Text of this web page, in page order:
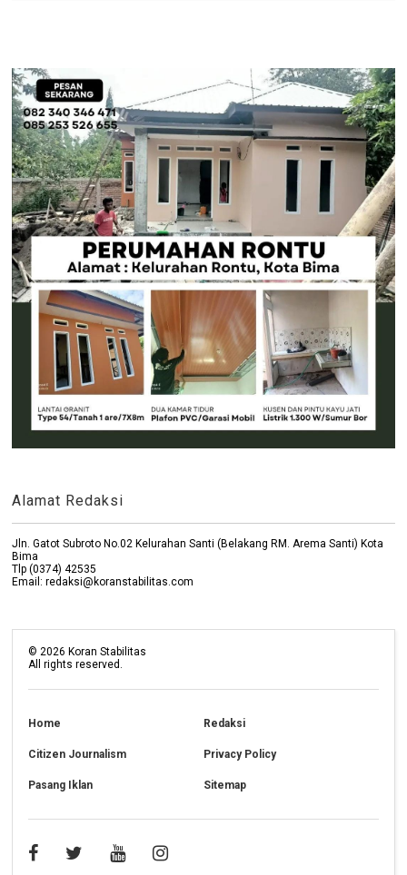
Alamat Redaksi
Jln. Gatot Subroto No.02 Kelurahan Santi (Belakang RM. Arema Santi) Kota
Bima
Tlp (0374) 42535
Email: redaksi@koranstabilitas.com
©2026 Koran Stabilitas
All rights reserved.
Home Redaksi
Citizen Journalism Privacy Policy
Pasang Iklan Sitemap